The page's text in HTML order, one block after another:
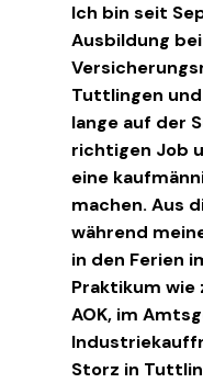
Ich bin seit
Ausbildung
Tuttlingen
lange auf der
richtigen Job
eine
machen. Aus
während
in den Ferien
Praktikum wie
AOK, im
Storz in